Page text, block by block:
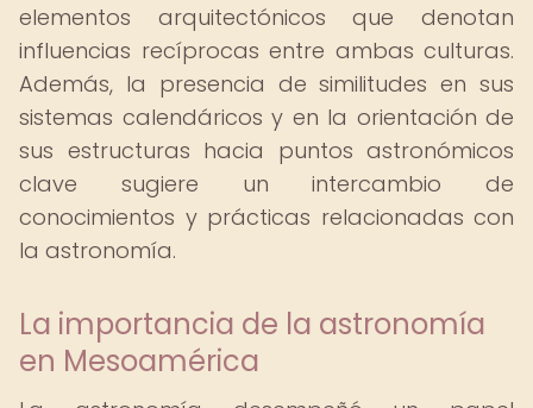
elementos arquitectónicos que denotan
influencias recíprocas entre ambas culturas.
Además, la presencia de similitudes en sus
sistemas calendáricos y en la orientación de
sus estructuras hacia puntos astronómicos
clave sugiere un intercambio de
conocimientos y prácticas relacionadas con
la astronomía.
La importancia de la astronomía
en Mesoamérica